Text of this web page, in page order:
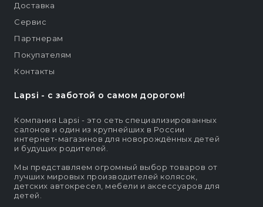
Lapsi - c заботой о самом дорогом!
Компания Lapsi - это сеть специализированных
салонов и один из крупнейших в России
интернет-магазинов для новорождённых детей
и будущих родителей.
Мы представляем огромный выбор товаров от
лучших мировых производителей колясок,
детских автокресел, мебели и аксессуаров для
детей.
Доставка
Сервис
Партнерам
Покупателям
Контакты